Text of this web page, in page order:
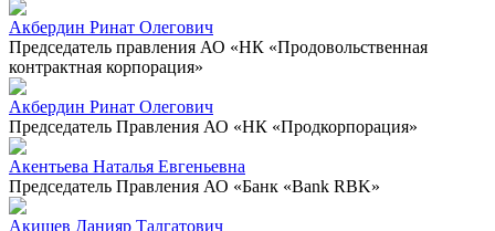
Акбердин Ринат Олегович
Председатель правления АО «НК «Продовольственная
контрактная корпорация»
Акбердин Ринат Олегович
Председатель Правления АО «НК «Продкорпорация»
Акентьева Наталья Евгеньевна
Председатель Правления АО «Банк «Bank RBK»
Акишев Данияр Талгатович